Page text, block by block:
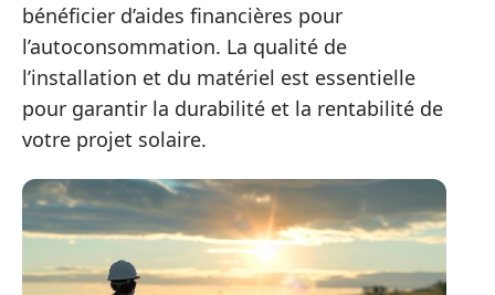
bénéficier d’aides financières pour
l’autoconsommation. La qualité de
l’installation et du matériel est essentielle
pour garantir la durabilité et la rentabilité de
votre projet solaire.